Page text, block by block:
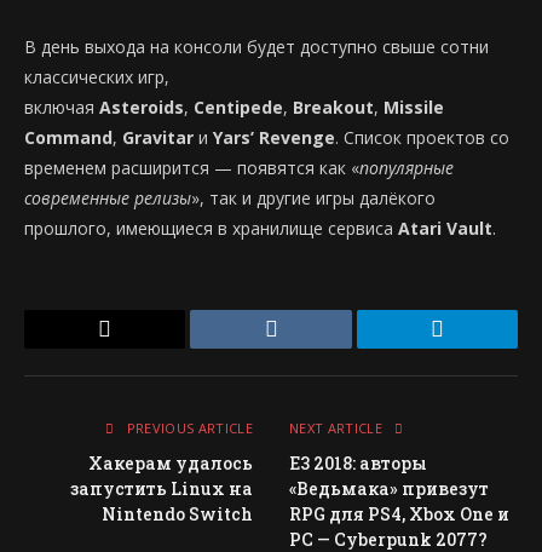
В день выхода на консоли будет доступно свыше сотни
классических игр,
включая Asteroids, Centipede, Breakout, Missile
Command, Gravitar и Yars’ Revenge. Список проектов со
временем расширится — появятся как «популярные
современные релизы», так и другие игры далёкого
прошлого, имеющиеся в хранилище сервиса Atari Vault.
VKontakte Telegram
PREVIOUS ARTICLE
Хакерам удалось
запустить Linux на
Nintendo Switch
NEXT ARTICLE
E3 2018: авторы
«Ведьмака» привезут
RPG для PS4, Xbox One и
РС — Cyberpunk 2077?